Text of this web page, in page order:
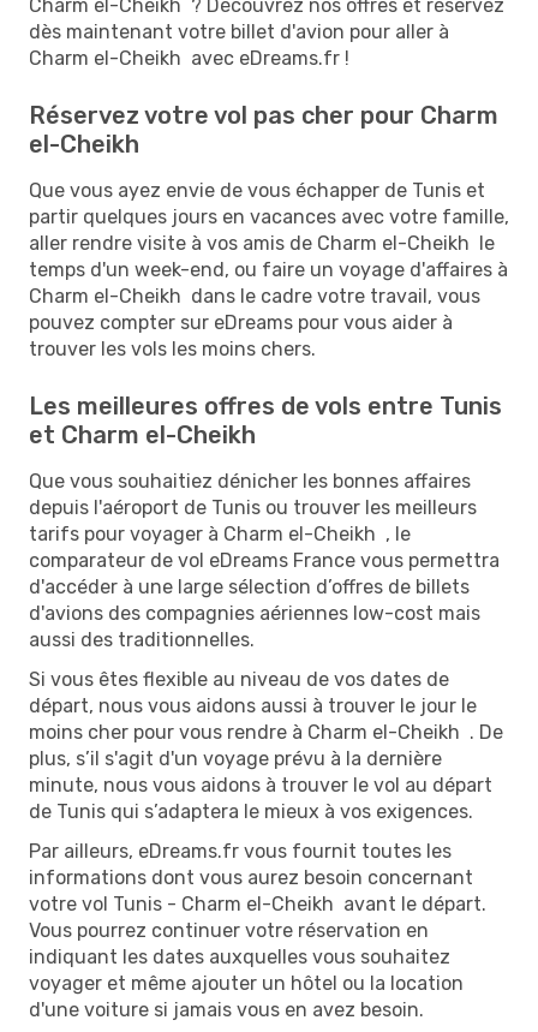
Charm el-Cheikh ? Découvrez nos offres et réservez
dès maintenant votre billet d'avion pour aller à
Charm el-Cheikh avec eDreams.fr !
Réservez votre vol pas cher pour Charm
el-Cheikh
Que vous ayez envie de vous échapper de Tunis et
partir quelques jours en vacances avec votre famille,
aller rendre visite à vos amis de Charm el-Cheikh le
temps d'un week-end, ou faire un voyage d'affaires à
Charm el-Cheikh dans le cadre votre travail, vous
pouvez compter sur eDreams pour vous aider à
trouver les vols les moins chers.
Les meilleures offres de vols entre Tunis
et Charm el-Cheikh
Que vous souhaitiez dénicher les bonnes affaires
depuis l'aéroport de Tunis ou trouver les meilleurs
tarifs pour voyager à Charm el-Cheikh , le
comparateur de vol eDreams France vous permettra
d'accéder à une large sélection d’offres de billets
d'avions des compagnies aériennes low-cost mais
aussi des traditionnelles.
Si vous êtes flexible au niveau de vos dates de
départ, nous vous aidons aussi à trouver le jour le
moins cher pour vous rendre à Charm el-Cheikh . De
plus, s’il s'agit d'un voyage prévu à la dernière
minute, nous vous aidons à trouver le vol au départ
de Tunis qui s’adaptera le mieux à vos exigences.
Par ailleurs, eDreams.fr vous fournit toutes les
informations dont vous aurez besoin concernant
votre vol Tunis - Charm el-Cheikh avant le départ.
Vous pourrez continuer votre réservation en
indiquant les dates auxquelles vous souhaitez
voyager et même ajouter un hôtel ou la location
d'une voiture si jamais vous en avez besoin.